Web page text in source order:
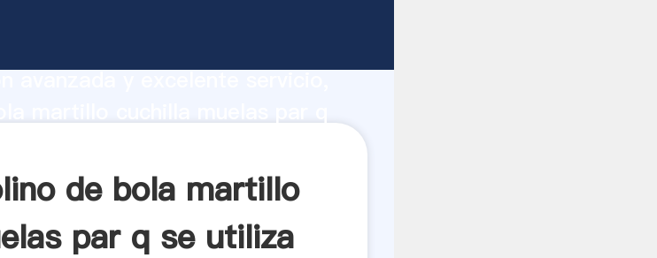
de bola martillo
par q se utiliza